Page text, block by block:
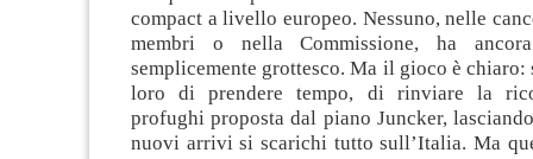
compact a livello europeo. Nessuno, nelle
membri o nella Commissione, ha
semplicemente grottesco. Ma il gioco è
loro di prendere tempo, di rinviare la
profughi proposta dal piano Juncker,
nuovi arrivi si scarichi tutto sull’Italia. Ma